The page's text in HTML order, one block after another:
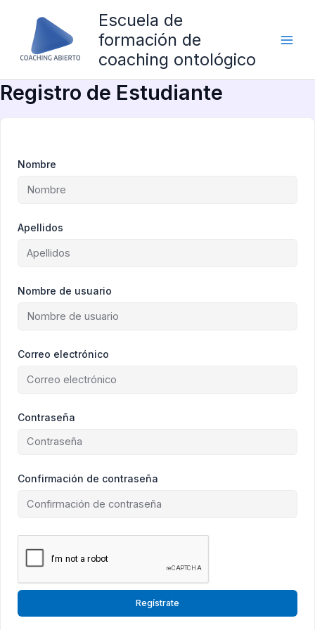
contenido
Escuela de
formación de
coaching ontológico
Registro de Estudiante
Nombre
Apellidos
Nombre de usuario
Correo electrónico
Contraseña
Confirmación de contraseña
Regístrate